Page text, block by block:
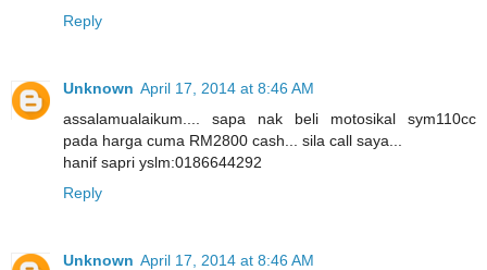
Reply
Unknown April 17, 2014 at 8:46 AM
assalamualaikum.... sapa nak beli motosikal sym110cc
pada harga cuma RM2800 cash... sila call saya...
hanif sapri yslm:0186644292
Reply
Unknown April 17, 2014 at 8:46 AM